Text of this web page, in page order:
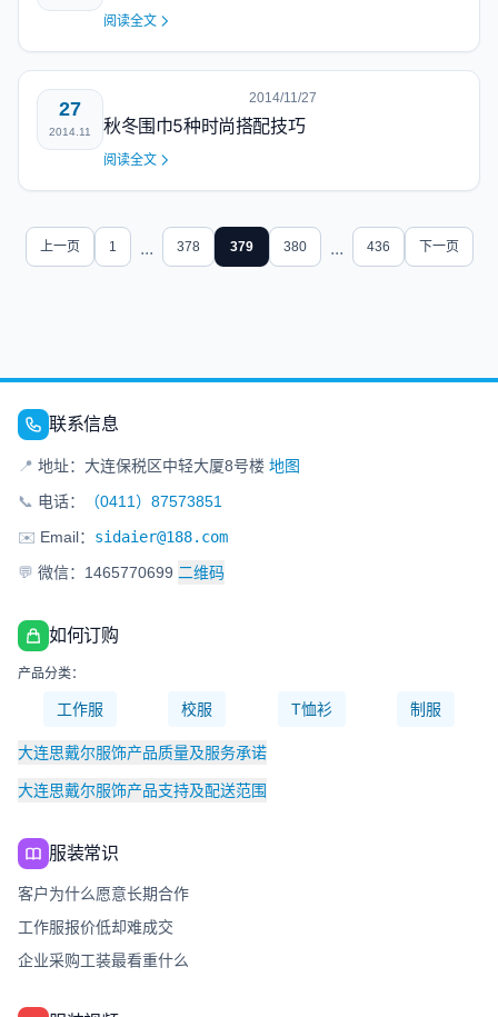
阅读全文
27
2014.11
2014/11/27
秋冬围巾5种时尚搭配技巧
阅读全文
上一页 1 ... 378 379 380 ... 436 下一页
联系信息
📍 地址：大连保税区中轻大厦8号楼 地图
📞 电话：
（0411）87573851
✉️ Email： sidaier@188.com
💬 微信：1465770699 二维码
如何订购
产品分类：
工作服 校服 T恤衫 制服
大连思戴尔服饰产品质量及服务承诺
大连思戴尔服饰产品支持及配送范围
服装常识
客户为什么愿意长期合作
工作服报价低却难成交
企业采购工装最看重什么